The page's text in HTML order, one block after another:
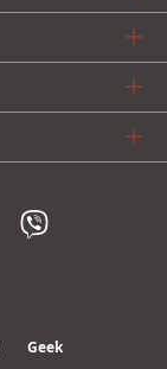
Geek